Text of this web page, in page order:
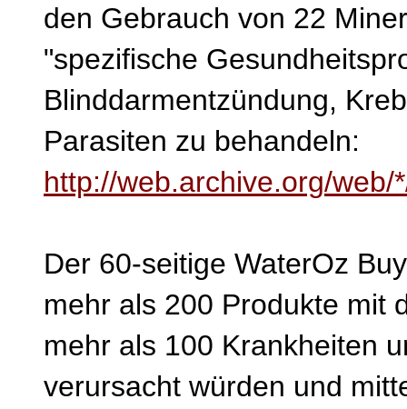
den Gebrauch von 22
"spezifische
Blinddarmentzündung,
Parasiten zu behandeln:
http://web.archive.org/web/
Der 60-seitige WaterOz
mehr als 200 Produkte mit
mehr als 100 Krankheiten
verursacht würden und